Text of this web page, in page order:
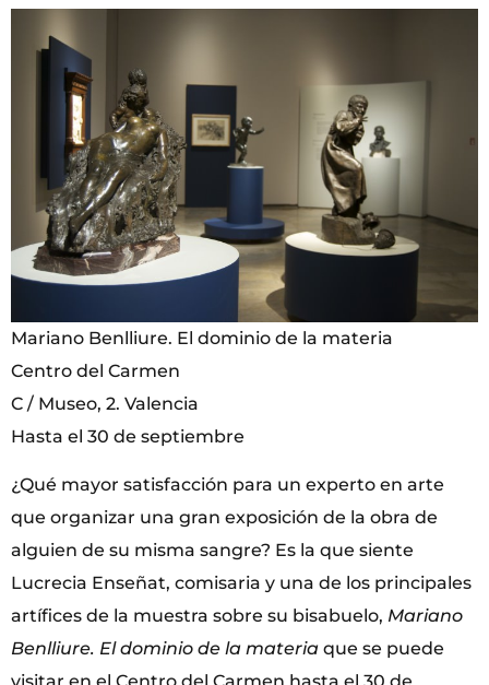
Mariano Benlliure. El dominio de la materia
Centro del Carmen
C / Museo, 2. Valencia
Hasta el 30 de septiembre
¿Qué mayor satisfacción para un experto en arte
que organizar una gran exposición de la obra de
alguien de su misma sangre? Es la que siente
Lucrecia Enseñat, comisaria y una de los principales
artífices de la muestra sobre su bisabuelo, Mariano
Benlliure. El dominio de la materia que se puede